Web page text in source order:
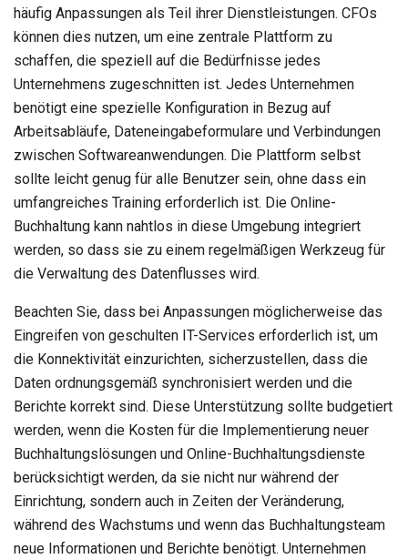
häufig Anpassungen als Teil ihrer Dienstleistungen. CFOs
können dies nutzen, um eine zentrale Plattform zu
schaffen, die speziell auf die Bedürfnisse jedes
Unternehmens zugeschnitten ist. Jedes Unternehmen
benötigt eine spezielle Konfiguration in Bezug auf
Arbeitsabläufe, Dateneingabeformulare und Verbindungen
zwischen Softwareanwendungen. Die Plattform selbst
sollte leicht genug für alle Benutzer sein, ohne dass ein
umfangreiches Training erforderlich ist. Die Online-
Buchhaltung kann nahtlos in diese Umgebung integriert
werden, so dass sie zu einem regelmäßigen Werkzeug für
die Verwaltung des Datenflusses wird.
Beachten Sie, dass bei Anpassungen möglicherweise das
Eingreifen von geschulten IT-Services erforderlich ist, um
die Konnektivität einzurichten, sicherzustellen, dass die
Daten ordnungsgemäß synchronisiert werden und die
Berichte korrekt sind. Diese Unterstützung sollte budgetiert
werden, wenn die Kosten für die Implementierung neuer
Buchhaltungslösungen und Online-Buchhaltungsdienste
berücksichtigt werden, da sie nicht nur während der
Einrichtung, sondern auch in Zeiten der Veränderung,
während des Wachstums und wenn das Buchhaltungsteam
neue Informationen und Berichte benötigt. Unternehmen